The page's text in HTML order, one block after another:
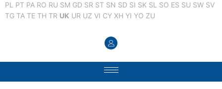
PL PT PA RO RU SM GD SR ST SN SD SI SK SL SO ES SU SW SV
TG TA TE TH TR UK UR UZ VI CY XH YI YO ZU